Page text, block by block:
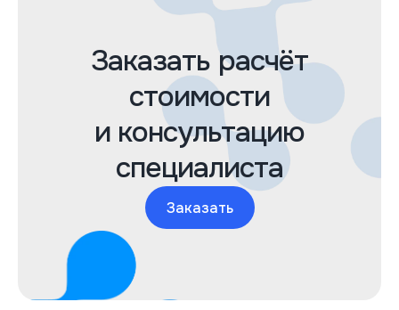
Заказать расчёт
стоимости
и консультацию
специалиста
Заказать